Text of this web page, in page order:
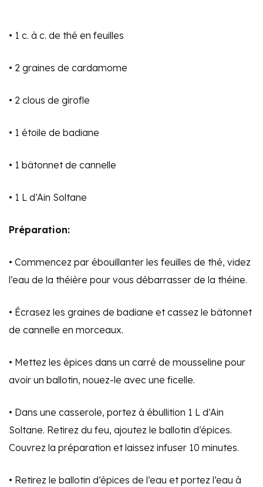
• 1 c. à c. de thé en feuilles
• 2 graines de cardamome
• 2 clous de girofle
• 1 étoile de badiane
• 1 bâtonnet de cannelle
• 1 L d’Ain Soltane
Préparation:
• Commencez par ébouillanter les feuilles de thé, videz
l’eau de la théière pour vous débarrasser de la théine.
• Écrasez les graines de badiane et cassez le bâtonnet
de cannelle en morceaux.
• Mettez les épices dans un carré de mousseline pour
avoir un ballotin, nouez-le avec une ficelle.
• Dans une casserole, portez à ébullition 1 L d’Ain
Soltane. Retirez du feu, ajoutez le ballotin d’épices.
Couvrez la préparation et laissez infuser 10 minutes.
• Retirez le ballotin d’épices de l’eau et portez l’eau à